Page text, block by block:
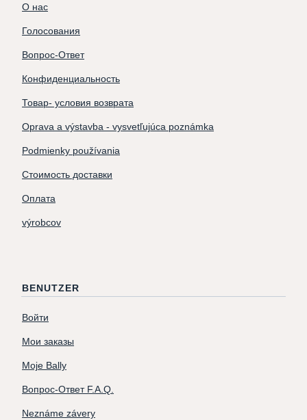
О нас
Голосования
Вопрос-Ответ
Конфиденциальность
Товар- условия возврата
Oprava a výstavba - vysvetľujúca poznámka
Podmienky používania
Стоимость доставки
Оплата
výrobcov
BENUTZER
Войти
Мои заказы
Moje Bally
Вопрос-Ответ F.A.Q.
Neznáme závery